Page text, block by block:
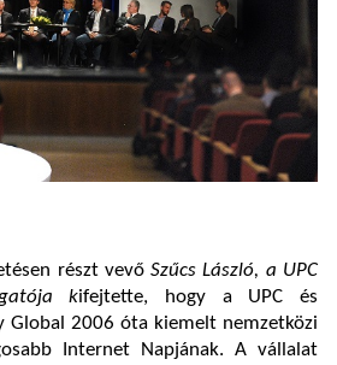
részt vevőSzűcs László, a UPC
kifejtette, hogy a UPC és
Global 2006 óta kiemelt nemzetközi
Internet Napjának. A vállalat